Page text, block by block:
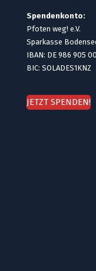
Spendenkonto:
Pfoten weg! e.V.
Sparkasse
IBAN: DE 986 905
BIC: SOLADES1KNZ
JETZT SPENDEN!